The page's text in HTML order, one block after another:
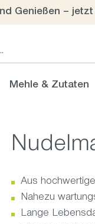
Genießen –
Mehle & Zutaten
Aus
Nahezu
Lange